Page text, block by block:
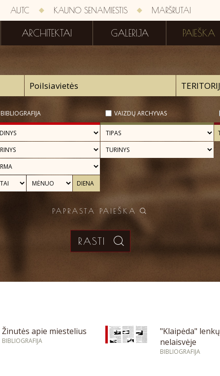
AUTC KAUNO SENAMIESTIS MARŠRUTAI
ARCHITEKTAI GALERIJA PAIEŠKA
BIBLIOGRAFIJA VAIZDŲ ARCHYVAS
PAPRASTA PAIEŠKA
Žinutės apie miestelius
BIBLIOGRAFIJA
"Klaipėda" lenkų
nelaisvėje
BIBLIOGRAFIJA